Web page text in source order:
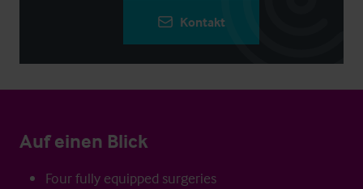
Kontakt
Auf einen Blick
Four fully equipped surgeries